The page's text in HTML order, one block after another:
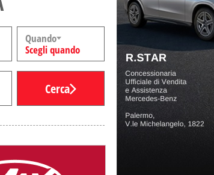
Quando
Scegli quando
Cerca